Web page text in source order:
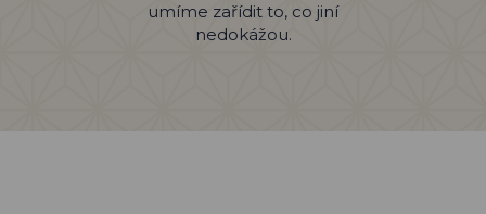
umíme zařídit to, co jiní
nedokážou.